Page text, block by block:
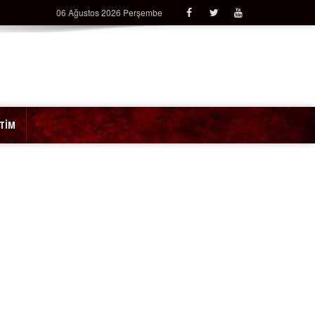
06 Ağustos 2026 Perşembe